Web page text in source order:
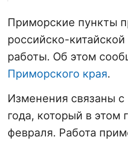
Приморские пункты
российско-
работы. Об этом
Приморского края.
Изменения связаны
года, который в этом
февраля. Работа